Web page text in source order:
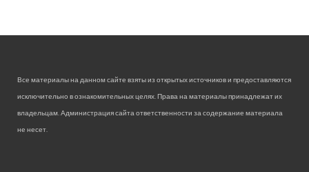
Все материалы на данном сайте взяты из открытых источников и предоставляются
исключительно в ознакомительных целях. Права на материалы принадлежат их
владельцам. Администрация сайта ответственности за содержание материала
не несет.